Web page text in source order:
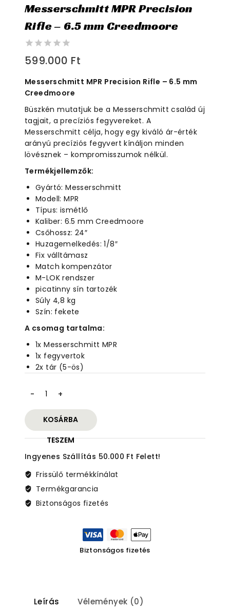
Messerschmitt MPR Precision
Rifle – 6.5 mm Creedmoore
0
out
5
599.000 Ft
Messerschmitt MPR Precision Rifle – 6.5 mm
Creedmoore
Büszkén mutatjuk be a Messerschmitt család új
tagjait, a precíziós fegyvereket. A
Messerschmitt célja, hogy egy kiváló ár-érték
arányú precíziós fegyvert kínáljon minden
lövésznek – kompromisszumok nélkül.
Termékjellemzők:
Gyártó: Messerschmitt
Modell: MPR
Típus: ismétlő
Kaliber: 6.5 mm Creedmoore
Csőhossz: 24″
Huzagemelkedés: 1/8″
Fix válltámasz
Match kompenzátor
M-LOK rendszer
picatinny sín tartozék
Súly 4,8 kg
Szín: fekete
A csomag tartalma:
1x Messerschmitt MPR
1x fegyvertok
2x tár (5-ös)
Messerschmitt
Precision
Rifle
-
6.5
mm
mennyiség
KOSÁRBA
TESZEM
Ingyenes Szállítás 50.000 Ft Felett!
Frissülő termékkínálat
Termékgarancia
Biztonságos fizetés
Biztonságos fizetés
Leírás Vélemények (0)